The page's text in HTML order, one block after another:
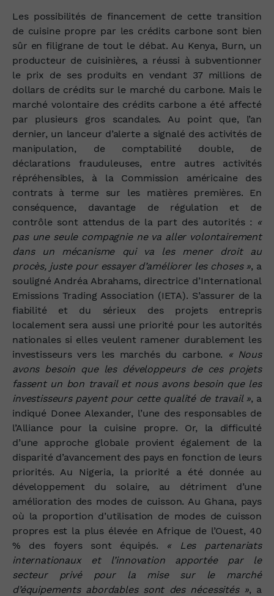
Les possibilités de financement de cette transition
de cuisine propre par les crédits carbone sont bien
sûr en filigrane de tout le débat. Au Kenya, Burn, un
producteur de cuisinières, a réussi à subventionner
le prix de ses produits en vendant 37 millions de
dollars de crédits sur le marché du carbone. Mais le
marché volontaire des crédits carbone a été affecté
par plusieurs gros scandales. Au point que, l’an
dernier, un lanceur d’alerte a signalé des activités de
manipulation, de comptabilité double, de
déclarations frauduleuses, entre autres activités
répréhensibles, à la Commission américaine des
contrats à terme sur les matières premières. En
conséquence, davantage de régulation et de
contrôle sont attendus de la part des autorités : «
pas une seule compagnie ne va aller volontairement
dans un mécanisme qui va les mener droit au
procès, juste pour essayer d’améliorer les choses », a
souligné Andréa Abrahams, directrice d’International
Emissions Trading Association (IETA). S’assurer de la
fiabilité et du sérieux des projets entrepris
localement sera aussi une priorité pour les autorités
nationales si elles veulent ramener durablement les
investisseurs vers les marchés du carbone.
« Nous
avons besoin que les développeurs de ces projets
fassent un bon travail et nous avons besoin que les
investisseurs payent pour cette qualité de travail », a
indiqué Donee Alexander, l’une des responsables de
l’Alliance pour la cuisine propre. Or, la difficulté
d’une approche globale provient également de la
disparité d’avancement des pays en fonction de leurs
priorités. Au Nigeria, la priorité a été donnée au
développement du solaire, au détriment d’une
amélioration des modes de cuisson. Au Ghana, pays
où la proportion d’utilisation de modes de cuisson
propres est la plus élevée en Afrique de l’Ouest, 40
% des foyers sont équipés. « Les partenariats
internationaux et l’innovation apportée par le
secteur privé pour la mise sur le marché
d’équipements abordables sont des nécessités », a